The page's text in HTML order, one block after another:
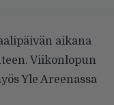
aikana
Viikonlopun
Yle Areenassa